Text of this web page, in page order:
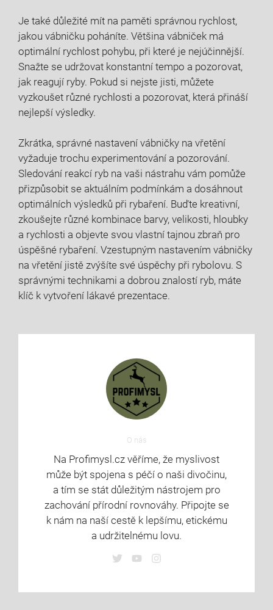
Je také důležité mít na⁤ paměti správnou⁣ rychlost,
jakou vábničku poháníte. Většina vábniček má ​
optimální rychlost pohybu, při které je nejúčinnější.
Snažte se udržovat konstantní tempo a pozorovat,
jak reagují ryby. Pokud si nejste jisti, můžete
vyzkoušet různé rychlosti a pozorovat, ⁤která ​přináší
nejlepší výsledky.
Zkrátka, správné nastavení⁣ vábničky na ⁢vřetění
vyžaduje trochu experimentování a pozorování.⁣
Sledování reakcí ryb na vaši ‌nástrahu vám ​pomůže
přizpůsobit se aktuálním podmínkám a dosáhnout
optimálních výsledků při rybaření. Buďte kreativní,
zkoušejte různé kombinace barvy, velikosti, hloubky
a rychlosti a ​objevte svou vlastní tajnou zbraň pro
úspěšné rybaření. Vzestupným nastavením vábničky
na vřetění jistě zvýšíte své úspěchy při rybolovu. S
správnými technikami ‍a dobrou znalostí ryb, máte
klíč k vytvoření lákavé prezentace. ‌
O nás
Na Profimysl.cz věříme, že myslivost
může být spojena s péčí o naši divočinu,
a tím se stát důležitým nástrojem pro
zachování přírodní rovnováhy. Připojte se
k nám na naší cestě k lepšímu, etickému
a udržitelnému lovu.